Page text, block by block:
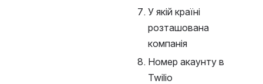
У якій країні
розташована
компанія
Номер акаунту в
Twilio